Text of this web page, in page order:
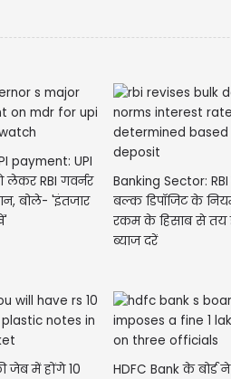
payment: UPI
लेकर RBI गवर्नर
बोले- 'इंतजार
Banking Sector:
बल्क डिपॉजिट के
रकम के हिसाब से तय
ब्याज दरें
जेब में होंगे 10
HDFC Bank के बोर्ड